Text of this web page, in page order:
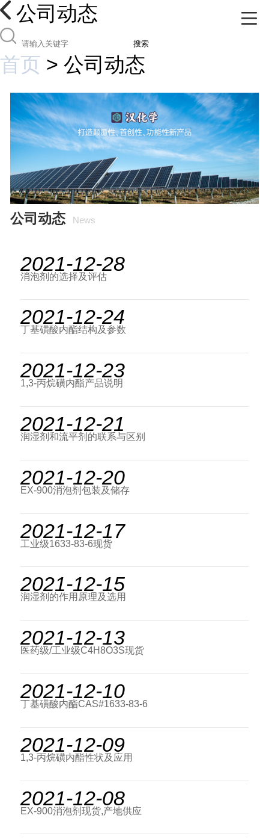
公司动态
搜索
首页 > 公司动态
公司动态 News
2021-12-28
消泡剂的选择及评估
2021-12-24
丁基磺酸内酯结构及参数
2021-12-23
1,3-丙烷磺内酯产品说明
2021-12-21
润湿剂和流平剂的联系与区别
2021-12-20
EX-900消泡剂包装及储存
2021-12-17
工业级1633-83-6现货
2021-12-15
润湿剂的作用原理及选用
2021-12-13
医药级/工业级C4H8O3S现货
2021-12-10
丁基磺酸内酯CAS#1633-83-6
2021-12-09
1,3-丙烷磺内酯性状及应用
2021-12-08
EX-900消泡剂现货,产地供应